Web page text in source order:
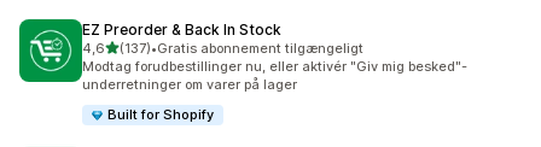
EZ Preorder & Back In Stock
4,6ud af 5 stjerner
(137)
137 anmeldelser i alt
•Gratis abonnement tilgængeligt
Modtag forudbestillinger nu, eller aktivér "Giv mig besked"-
underretninger om varer på lager
Built for Shopify